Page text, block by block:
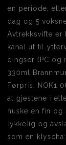
en periode,
dag og 5
Avtrekksvifte
kanal ut til
dingser (PC og
330ml
Førpris: NOK1
at gjestene i
huske en fin
lykkelig og
som en